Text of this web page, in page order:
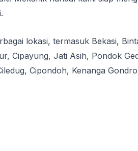
lokasi, termasuk Bekasi,
Cipayung, Jati Asih, Pondok
Cipondoh, Kenanga